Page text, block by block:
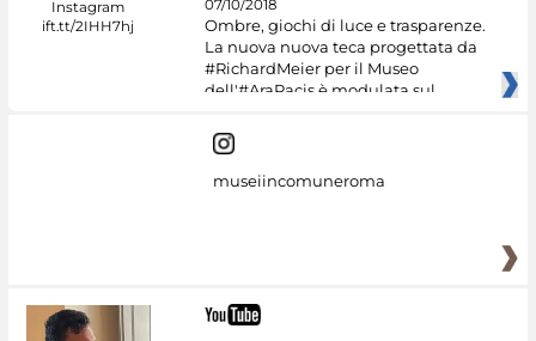
07/10/2018
Ombre, giochi di luce e trasparenze.
La nuova nuova teca progettata da
#RichardMeier per il Museo
dell'#AraPacis è modulata sul
museiincomuneroma